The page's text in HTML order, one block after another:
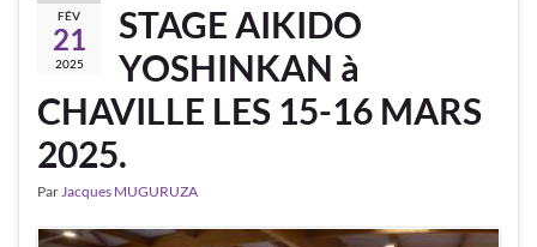
FÉV
21
2025
STAGE AIKIDO
YOSHINKAN à
CHAVILLE LES 15-16 MARS
2025.
Par Jacques MUGURUZA